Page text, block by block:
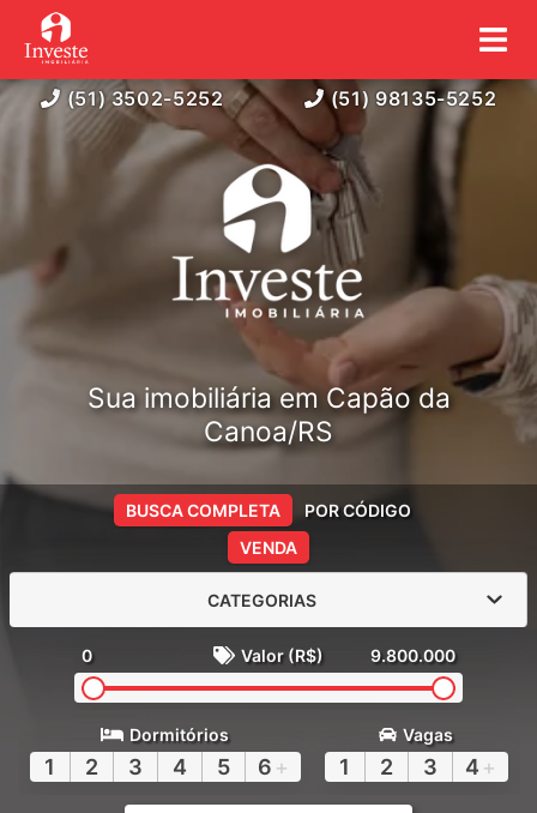
(51) 3502-5252 (51) 98135-5252
Sua imobiliária em Capão da
Canoa/RS
VENDA
BUSCA COMPLETA POR CÓDIGO
CATEGORIAS
0 Valor (R$) 9.800.000
Dormitórios
1 2 3 4 5 6 +
Vagas
1 2 3 4 +